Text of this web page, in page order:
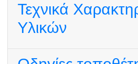
Τεχνικά
Υλικών